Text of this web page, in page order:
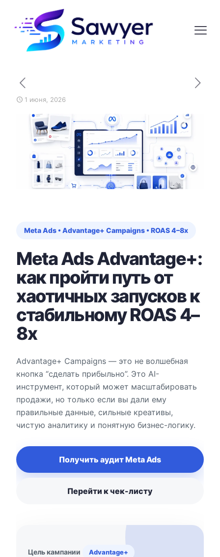
1 июня, 2026
Meta Ads • Advantage+ Campaigns • ROAS 4–8x
Meta Ads Advantage+:
как пройти путь от
хаотичных запусков к
стабильному ROAS 4–
8x
Advantage+ Campaigns — это не волшебная
кнопка “сделать прибыльно”. Это AI-
инструмент, который может масштабировать
продажи, но только если вы дали ему
правильные данные, сильные креативы,
чистую аналитику и понятную бизнес-логику.
Получить аудит Meta Ads
Перейти к чек-листу
Цель кампании Advantage+